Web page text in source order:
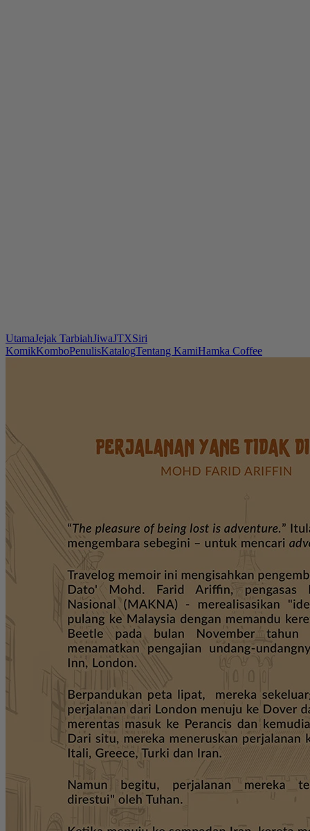
UtamaJejak TarbiahJiwaJTXSiri
KomikKomboPenulisKatalogTentang KamiHamka Coffee